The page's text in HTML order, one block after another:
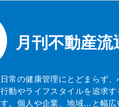
月刊不動産流
日常の健康管理にとどまらず
行動やライフスタイルを追求
す。個人や企業、地域…と幅広